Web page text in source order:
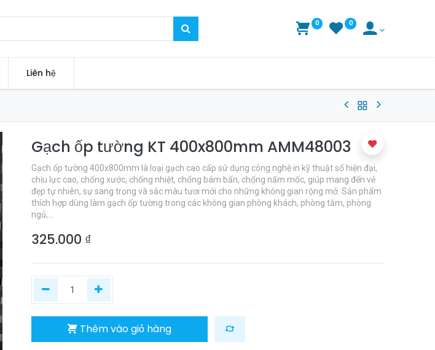
0 0
Liên hệ
Gạch ốp tường KT 400x800mm AMM48003
Gạch ốp tường 400x800mm là loại gạch cao cấp sử dụng công nghệ in kỹ thuật số hiện đại,
chịu lực cao, chống xước, chống nhiệt, chống bám bẩn, chống nấm mốc, giúp mang đến vẻ
đẹp tự nhiên, sự sang trọng và sắc màu tươi mới cho những không gian rộng mở. Sản phẩm
thích hợp dùng làm gạch ốp tường trong các không gian phòng khách, phòng tắm, phòng
ngủ,...
325.000 ₫
Thêm vào giỏ hàng